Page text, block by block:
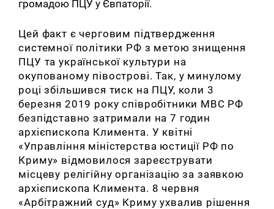
громадою ПЦУ у Євпаторії.
Цей факт є черговим підтвердження
системної політики РФ з метою знищення
ПЦУ та української культури на
окупованому півострові. Так, у минулому
році збільшився тиск на ПЦУ, коли 3
березня 2019 року співробітники МВС РФ
безпідставно затримали на 7 годин
архієпископа Климента. У квітні
«Управління міністерства юстиції РФ по
Криму» відмовилося зареєструвати
місцеву релігійну організацію за заявкою
архієпископа Климента. 8 червня
«Арбітражний суд» Криму ухвалив рішення